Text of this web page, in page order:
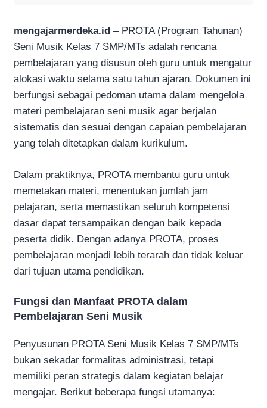
mengajarmerdeka.id – PROTA (Program Tahunan)
Seni Musik Kelas 7 SMP/MTs adalah rencana
pembelajaran yang disusun oleh guru untuk mengatur
alokasi waktu selama satu tahun ajaran. Dokumen ini
berfungsi sebagai pedoman utama dalam mengelola
materi pembelajaran seni musik agar berjalan
sistematis dan sesuai dengan capaian pembelajaran
yang telah ditetapkan dalam kurikulum.
Dalam praktiknya, PROTA membantu guru untuk
memetakan materi, menentukan jumlah jam
pelajaran, serta memastikan seluruh kompetensi
dasar dapat tersampaikan dengan baik kepada
peserta didik. Dengan adanya PROTA, proses
pembelajaran menjadi lebih terarah dan tidak keluar
dari tujuan utama pendidikan.
Fungsi dan Manfaat PROTA dalam
Pembelajaran Seni Musik
Penyusunan PROTA Seni Musik Kelas 7 SMP/MTs
bukan sekadar formalitas administrasi, tetapi
memiliki peran strategis dalam kegiatan belajar
mengajar. Berikut beberapa fungsi utamanya: